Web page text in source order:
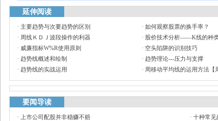
延伸阅读
· 主要趋势与次要趋势的区别 · 如何观察股票的换手率？
· 周线ＫＤＪ波段操作的利器 · 股价技术分析——K线的种
· 威廉指标W%R使用原则 · 空头陷阱的识别技巧
· 趋势线概述和绘制 · 趋势理论---压力与支撑
· 趋势线的实战运用 · 周移动平均线的运用方法【
要闻导读
· 上市公司配股并非稳赚不赔 · 十种常见